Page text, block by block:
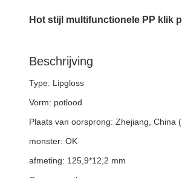
Hot stijl multifunctionele PP klik
Beschrijving
Type: Lipgloss
Vorm: potlood
Plaats van oorsprong: Zhejiang, China
monster: OK
afmeting: 125,9*12,2 mm